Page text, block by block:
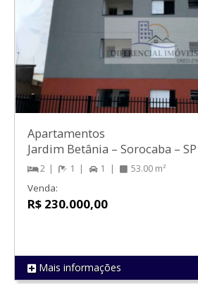
REF 1456
Apartamentos
Jardim Betânia – Sorocaba – SP
2 1 1 53.00 m²
Venda:
R$ 230.000,00
Mais informações